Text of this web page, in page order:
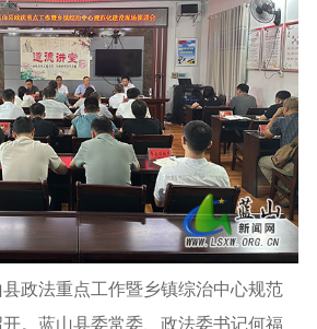
政法重点工作暨乡镇综治中心规范
。蓝山县委常委、政法委书记何福